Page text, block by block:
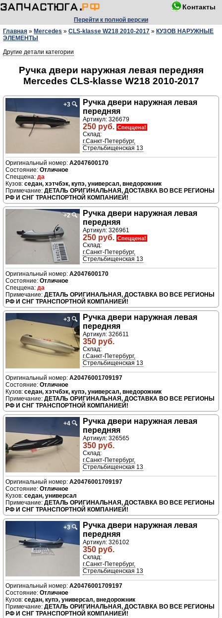
Контакты
Перейти к полной версии
Главная » Mercedes » CLS-klasse W218 2010-2017 » КУЗОВ НАРУЖНЫЕ
ЭЛЕМЕНТЫ
Другие детали категории
Ручка двери нaружная левая передняя
Mercedes CLS-klasse W218 2010-2017
+3 🔍
Ручка двери нaружная левая
передняя
Артикул: 326679
250 руб. Спеццена!
Склад:
г.Санкт-Петербург,
Стрельбищенская 13
A2047600170
Отличное
да
седан, хэтчбэк, купэ, универсал, внедорожник
ДЕТАЛЬ ОРИГИНАЛЬНАЯ, ДОСТАВКА ВО ВСЕ РЕГИОНЫ
РФ И СНГ ТРАНСПОРТНОЙ КОМПАНИЕЙ!
+2 🔍
Ручка двери нaружная левая
передняя
Артикул: 326961
250 руб. Спеццена!
Склад:
г.Санкт-Петербург,
Стрельбищенская 13
A2047600170
Отличное
да
ДЕТАЛЬ ОРИГИНАЛЬНАЯ, ДОСТАВКА ВО ВСЕ РЕГИОНЫ
РФ И СНГ ТРАНСПОРТНОЙ КОМПАНИЕЙ!
+3 🔍
Ручка двери нaружная левая
передняя
Артикул: 326611
350 руб.
Склад:
г.Санкт-Петербург,
Стрельбищенская 13
A20476001709197
Отличное
седан, хэтчбэк, купэ, универсал, внедорожник
ДЕТАЛЬ ОРИГИНАЛЬНАЯ, ДОСТАВКА ВО ВСЕ РЕГИОНЫ
РФ И СНГ ТРАНСПОРТНОЙ КОМПАНИЕЙ!
+4 🔍
Ручка двери нaружная левая
передняя
Артикул: 326565
350 руб.
Склад:
г.Санкт-Петербург,
Стрельбищенская 13
A20476001709197
Отличное
седан, универсал
ДЕТАЛЬ ОРИГИНАЛЬНАЯ, ДОСТАВКА ВО ВСЕ РЕГИОНЫ
РФ И СНГ ТРАНСПОРТНОЙ КОМПАНИЕЙ!
+3🔍
Ручка двери нaружная левая
передняя
Артикул: 326102
350 руб.
Склад:
г.Санкт-Петербург,
Стрельбищенская 13
A20476001709197
Отличное
седан, купэ, универсал, внедорожник
ДЕТАЛЬ ОРИГИНАЛЬНАЯ, ДОСТАВКА ВО ВСЕ РЕГИОНЫ
РФ И СНГ ТРАНСПОРТНОЙ КОМПАНИЕЙ!